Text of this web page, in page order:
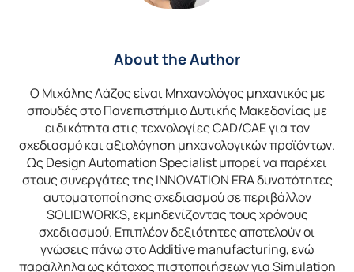
About the Author
Ο Μιχάλης Λάζος είναι Μηχανολόγος μηχανικός με
σπουδές στο Πανεπιστήμιο Δυτικής Μακεδονίας με
ειδικότητα στις τεχνολογίες CAD/CAE για τον
σχεδιασμό και αξιολόγηση μηχανολογικών προϊόντων.
Ως Design Automation Specialist μπορεί να παρέχει
στους συνεργάτες της INNOVATION ERA δυνατότητες
αυτοματοποίησης σχεδιασμού σε περιβάλλον
SOLIDWORKS, εκμηδενίζοντας τους χρόνους
σχεδιασμού. Επιπλέον δεξιότητες αποτελούν οι
γνώσεις πάνω στο Additive manufacturing, ενώ
παράλληλα ως κάτοχος πιστοποιήσεων για Simulation